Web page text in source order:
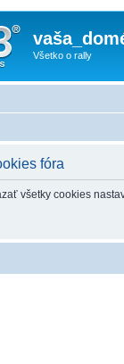
Všetko o rally
fóra
všetky cookies